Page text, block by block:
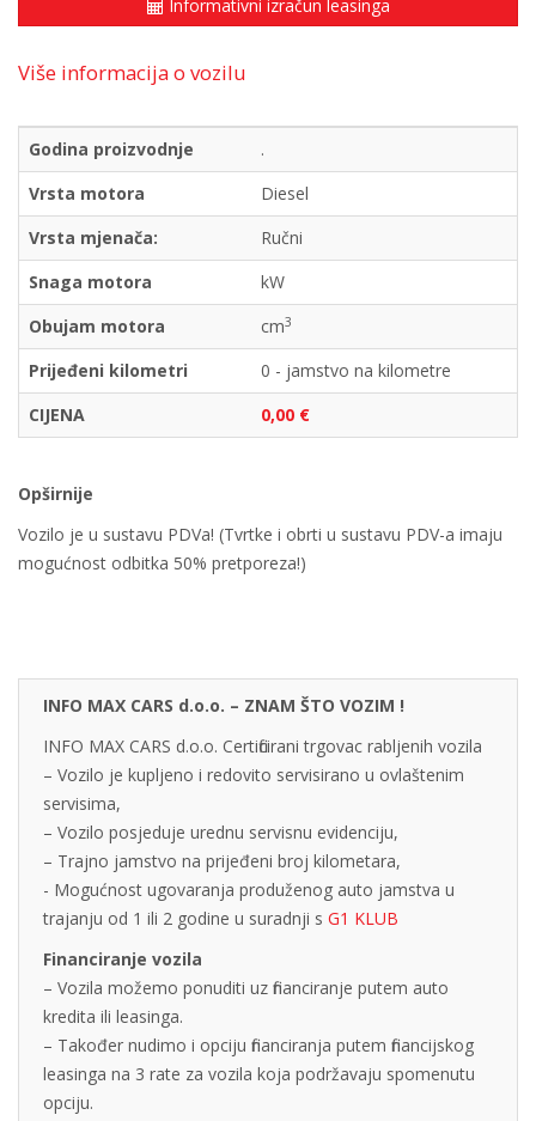
Informativni izračun leasinga
Više informacija o vozilu
Godina proizvodnje
.
Vrsta motora
Diesel
Vrsta mjenača:
Ručni
Snaga motora
kW
Obujam motora
cm3
Prijeđeni kilometri
0 - jamstvo na kilometre
CIJENA
0,00 €
Opširnije
Vozilo je u sustavu PDVa! (Tvrtke i obrti u sustavu PDV-a imaju
mogućnost odbitka 50% pretporeza!)
INFO MAX CARS d.o.o. – ZNAM ŠTO VOZIM !
INFO MAX CARS d.o.o. Certificirani trgovac rabljenih vozila
– Vozilo je kupljeno i redovito servisirano u ovlaštenim
servisima,
– Vozilo posjeduje urednu servisnu evidenciju,
– Trajno jamstvo na prijeđeni broj kilometara,
- Mogućnost ugovaranja produženog auto jamstva u
trajanju od 1 ili 2 godine u suradnji s G1 KLUB
Financiranje vozila
– Vozila možemo ponuditi uz financiranje putem auto
kredita ili leasinga.
– Također nudimo i opciju financiranja putem financijskog
leasinga na 3 rate za vozila koja podržavaju spomenutu
opciju.